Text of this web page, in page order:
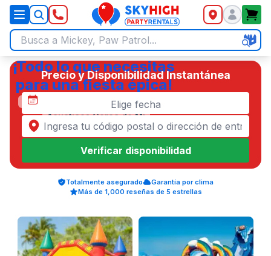
SkyHigh Logo
¡Todo lo que necesitas
para una fiesta épica!
Renta de Brincolines y Toboganes
Acuáticos Cerca de Mí
Precio y Disponibilidad Instantánea
Elige fecha
Verificar disponibilidad
Totalmente asegurado
Garantía por clima
Más de 1,000 reseñas de 5 estrellas